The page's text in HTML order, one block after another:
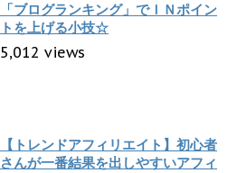
「ブログランキング」でＩＮポイン
トを上げる小技☆
5,012 views
【トレンドアフィリエイト】初心者
さんが一番結果を出しやすいアフィ